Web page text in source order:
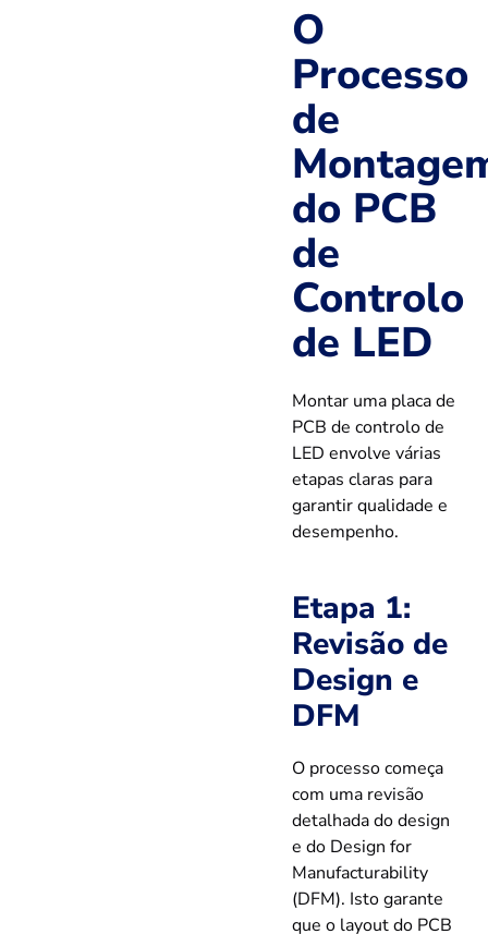
O
Processo
de
do PCB
de
Controlo
de LED
Montar uma placa de
PCB de controlo de
LED envolve várias
etapas claras para
garantir qualidade e
desempenho.
Etapa 1:
Revisão de
Design e
DFM
O processo começa
com uma revisão
detalhada do design
e do Design for
Manufacturability
(DFM). Isto garante
que o layout do PCB